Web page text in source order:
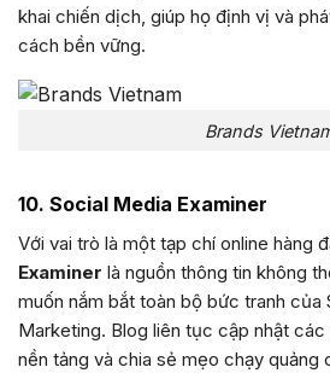
khai chiến dịch, giúp họ định vị và
cách bền vững.
Brands
10. Social Media Examiner
Với vai trò là một tạp chí online hàng
Examiner là nguồn thông tin không
muốn nắm bắt toàn bộ bức tranh của
Marketing. Blog liên tục cập nhật
nền tảng và chia sẻ mẹo chạy quảng